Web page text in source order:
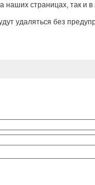
страницах, так и
удаляться без